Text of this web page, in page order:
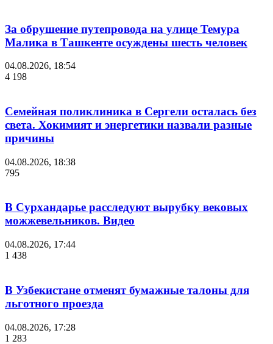
За обрушение путепровода на улице Темура
Малика в Ташкенте осуждены шесть человек
04.08.2026, 18:54
4 198
Семейная поликлиника в Сергели осталась без
света. Хокимият и энергетики назвали разные
причины
04.08.2026, 18:38
795
В Сурхандарье расследуют вырубку вековых
можжевельников. Видео
04.08.2026, 17:44
1 438
В Узбекистане отменят бумажные талоны для
льготного проезда
04.08.2026, 17:28
1 283